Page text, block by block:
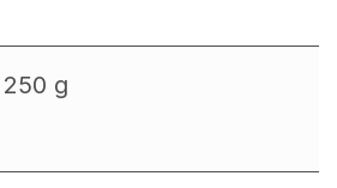
250 g